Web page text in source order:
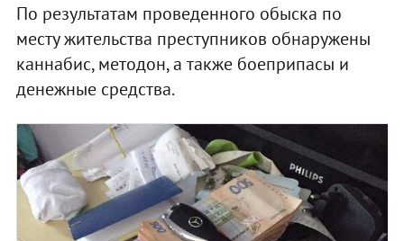
По результатам проведенного обыска по
месту жительства преступников обнаружены
каннабис, методон, а также боеприпасы и
денежные средства.